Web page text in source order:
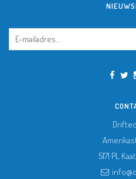
5171 PL